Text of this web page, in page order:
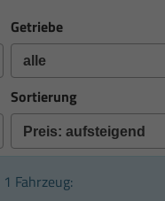
Getriebe
Sortierung
1 Fahrzeug: